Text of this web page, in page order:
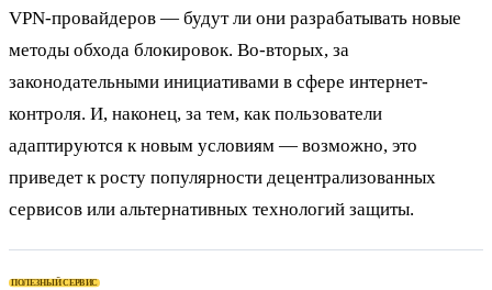
VPN-провайдеров — будут ли они разрабатывать новые
методы обхода блокировок. Во-вторых, за
законодательными инициативами в сфере интернет-
контроля. И, наконец, за тем, как пользователи
адаптируются к новым условиям — возможно, это
приведет к росту популярности децентрализованных
сервисов или альтернативных технологий защиты.
ПОЛЕЗНЫЙ СЕРВИС